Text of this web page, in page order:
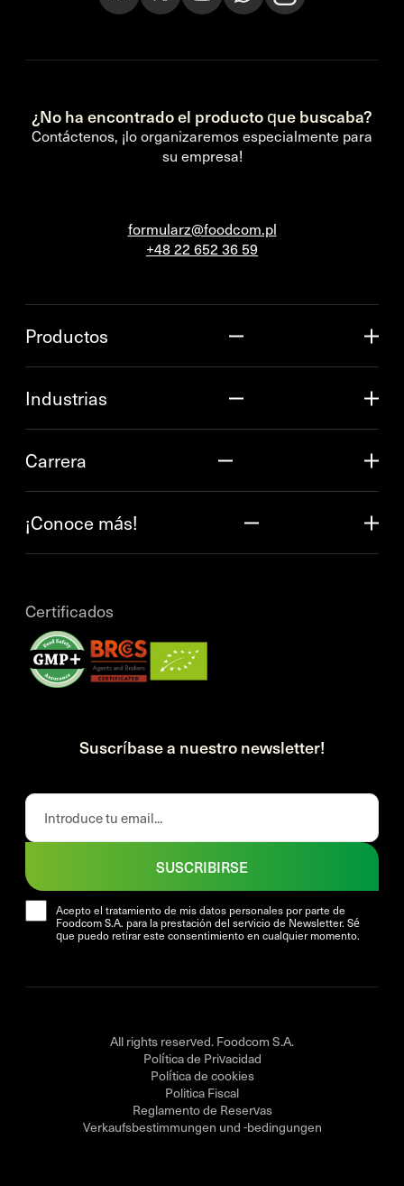
¿No ha encontrado el producto que buscaba?
Contáctenos, ¡lo organizaremos especialmente para
su empresa!
formularz@foodcom.pl
+48 22 652 36 59
Productos
Industrias
Carrera
¡Conoce más!
Certificados
Suscríbase a nuestro newsletter!
Acepto el tratamiento de mis datos personales por parte de
Foodcom S.A. para la prestación del servicio de Newsletter. Sé
que puedo retirar este consentimiento en cualquier momento.
SUSCRIBIRSE
All rights reserved. Foodcom S.A.
Política de Privacidad
Política de cookies
Politica Fiscal
Reglamento de Reservas
Verkaufsbestimmungen und -bedingungen